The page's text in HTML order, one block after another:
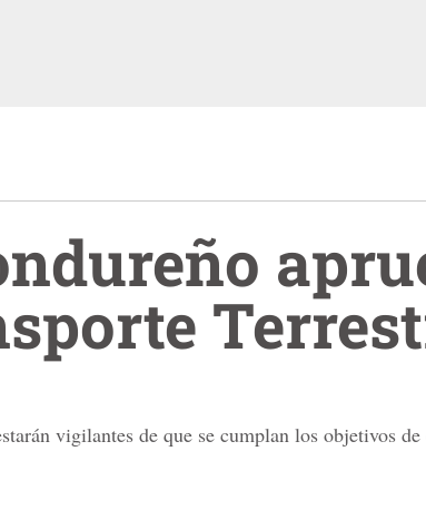
vigilantes de que se cumplan los objetivos de